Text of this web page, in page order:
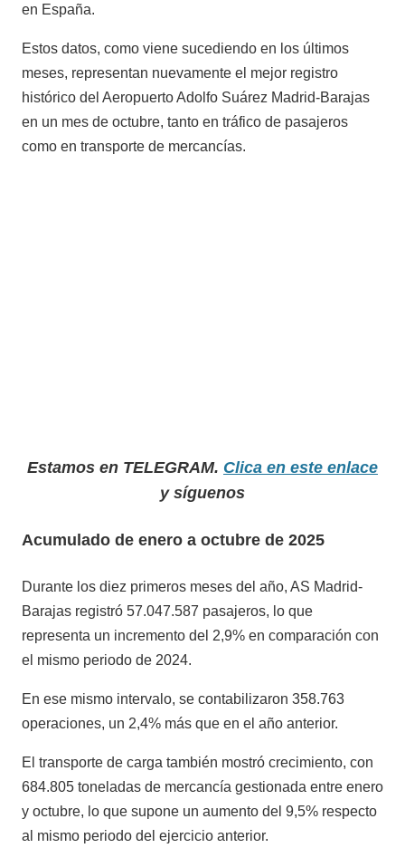
en España.
Estos datos, como viene sucediendo en los últimos
meses, representan nuevamente el mejor registro
histórico del Aeropuerto Adolfo Suárez Madrid-Barajas
en un mes de octubre, tanto en tráfico de pasajeros
como en transporte de mercancías.
Estamos en TELEGRAM. Clica en este enlace
y síguenos
Acumulado de enero a octubre de 2025
Durante los diez primeros meses del año, AS Madrid-
Barajas registró 57.047.587 pasajeros, lo que
representa un incremento del 2,9% en comparación con
el mismo periodo de 2024.
En ese mismo intervalo, se contabilizaron 358.763
operaciones, un 2,4% más que en el año anterior.
El transporte de carga también mostró crecimiento, con
684.805 toneladas de mercancía gestionada entre enero
y octubre, lo que supone un aumento del 9,5% respecto
al mismo periodo del ejercicio anterior.